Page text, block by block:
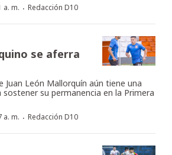
a. m. · Redacción D10
se aferra
Juan León Mallorquín aún tiene una
su permanencia en la Primera
a. m. · Redacción D10